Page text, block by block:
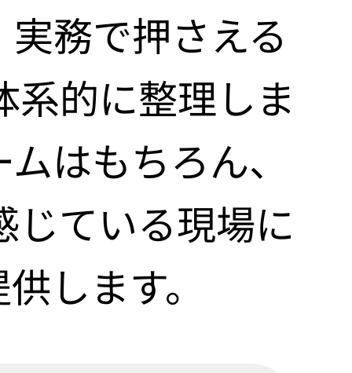
務で押さえる
的に整理しま
はもちろん、
ている現場に
します。